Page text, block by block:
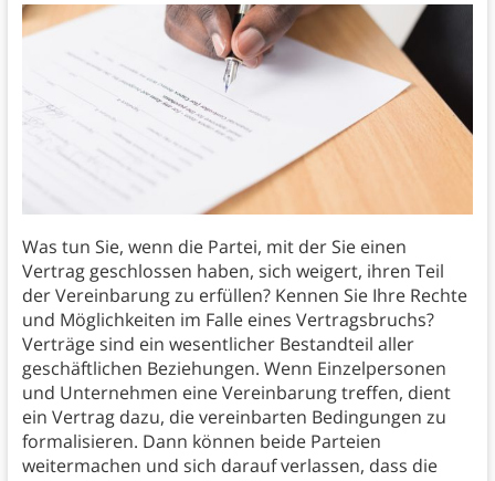
Was tun Sie, wenn die Partei, mit der Sie einen
Vertrag geschlossen haben, sich weigert, ihren Teil
der Vereinbarung zu erfüllen? Kennen Sie Ihre Rechte
und Möglichkeiten im Falle eines Vertragsbruchs?
Verträge sind ein wesentlicher Bestandteil aller
geschäftlichen Beziehungen. Wenn Einzelpersonen
und Unternehmen eine Vereinbarung treffen, dient
ein Vertrag dazu, die vereinbarten Bedingungen zu
formalisieren. Dann können beide Parteien
weitermachen und sich darauf verlassen, dass die